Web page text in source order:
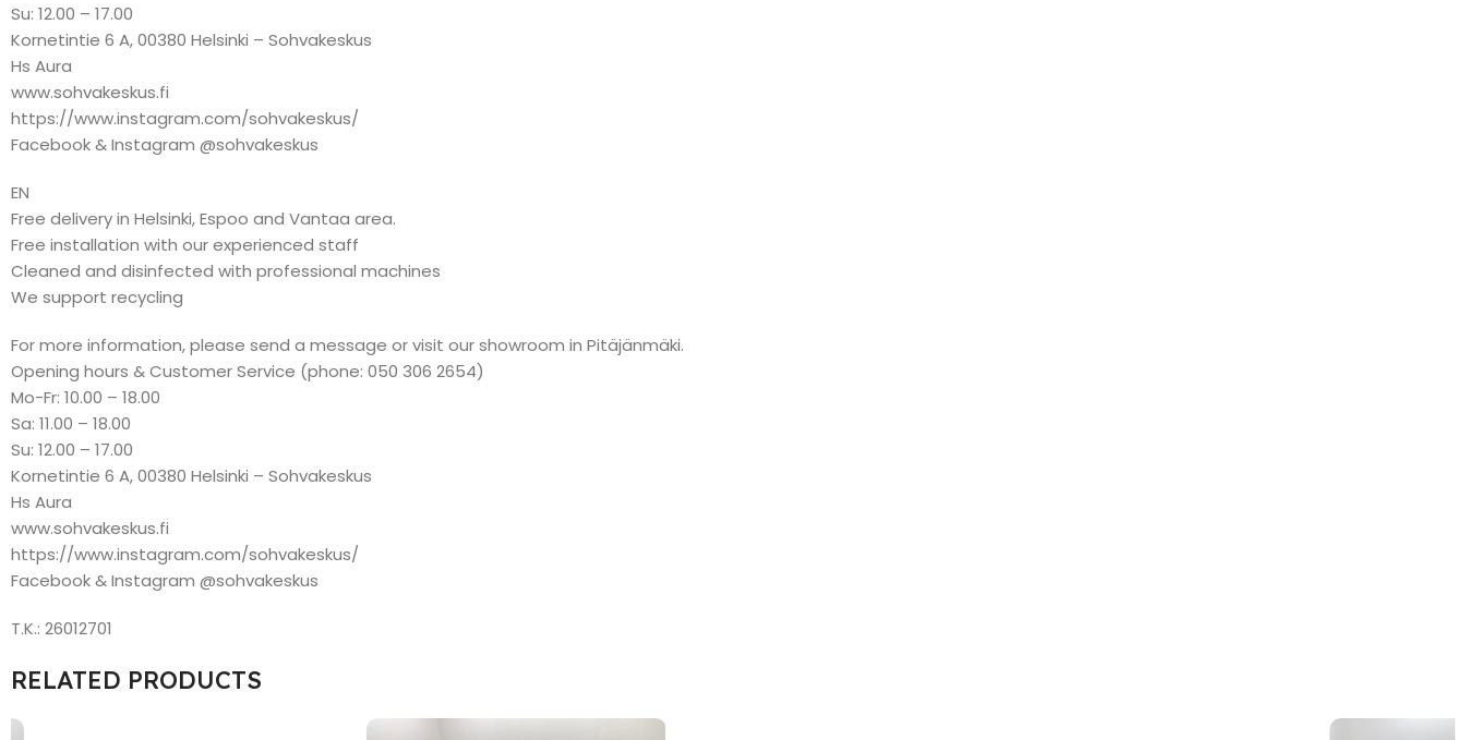
Su: 12.00 – 17.00
Kornetintie 6 A, 00380 Helsinki – Sohvakeskus
Hs Aura
www.sohvakeskus.fi
https://www.instagram.com/sohvakeskus/
Facebook & Instagram @sohvakeskus
EN
Free delivery in Helsinki, Espoo and Vantaa area.
Free installation with our experienced staff
Cleaned and disinfected with professional machines
We support recycling
For more information, please send a message or visit our showroom in Pitäjänmäki.
Opening hours & Customer Service (phone: 050 306 2654)
Mo-Fr: 10.00 – 18.00
Sa: 11.00 – 18.00
Su: 12.00 – 17.00
Kornetintie 6 A, 00380 Helsinki – Sohvakeskus
Hs Aura
www.sohvakeskus.fi
https://www.instagram.com/sohvakeskus/
Facebook & Instagram @sohvakeskus
T.K.: 26012701
RELATED PRODUCTS